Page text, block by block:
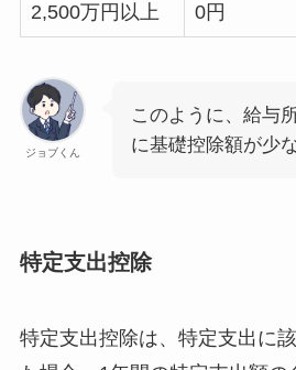
2,500万円以上 0円
ジョブくん
このように、給与
に基礎控除額が少
特定支出控除
特定支出控除は、特定支出に